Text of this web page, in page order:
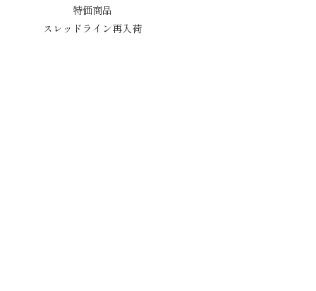
特価商品
スレッドライン再入荷